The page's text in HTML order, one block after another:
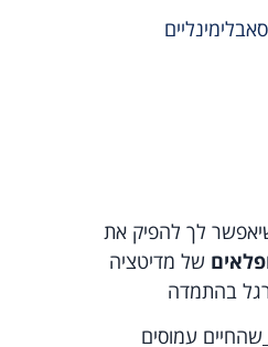
לך להפיק את
של מדיטציה
בהתמדה
שהחיים עמוסים